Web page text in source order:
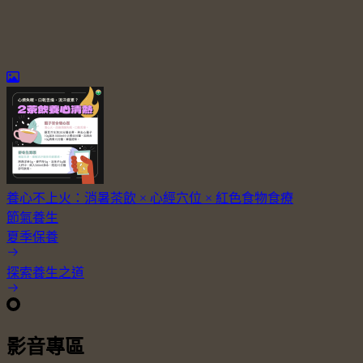
養心不上火：消暑茶飲 × 心經穴位 × 紅色食物食療
節氣養生
夏季保養
探索養生之道
影音專區